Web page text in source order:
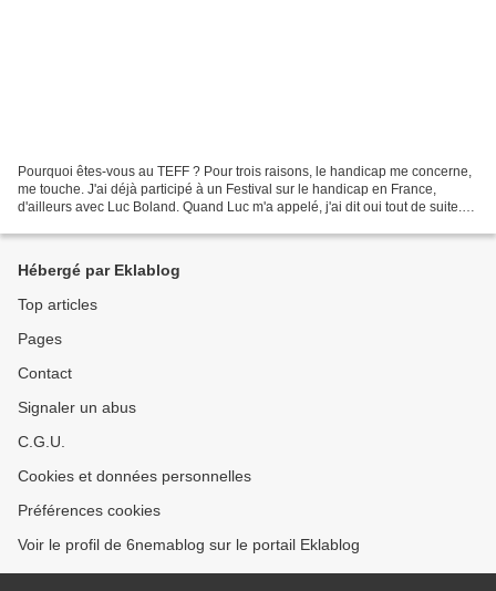
Pourquoi êtes-vous au TEFF ? Pour trois raisons, le handicap me concerne,
me touche. J'ai déjà participé à un Festival sur le handicap en France,
d'ailleurs avec Luc Boland. Quand Luc m'a appelé, j'ai dit oui tout de suite.
Hébergé par Eklablog
Top articles
Pages
Contact
Signaler un abus
C.G.U.
Cookies et données personnelles
Préférences cookies
Voir le profil de 6nemablog sur le portail Eklablog